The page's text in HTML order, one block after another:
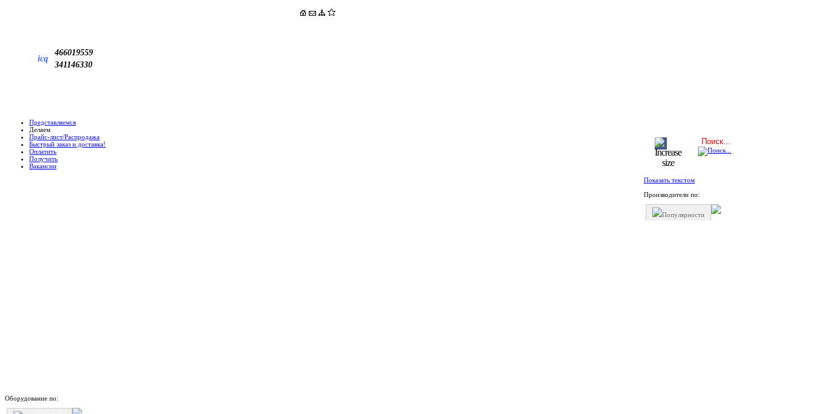
icq
466019559
341146330
Представляемся
Делаем
Прайс-лист/Распродажа
Быстрый заказ и доставка!
Оплатить
Получить
Вакансии
Оборудование по:
Показать текстом
Производители по:
Популярности